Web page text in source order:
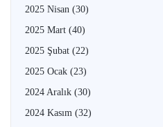
2025 Nisan (30)
2025 Mart (40)
2025 Şubat (22)
2025 Ocak (23)
2024 Aralık (30)
2024 Kasım (32)